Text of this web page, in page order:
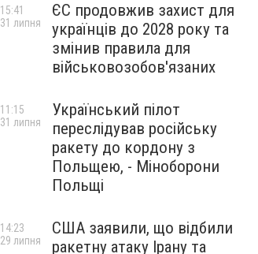
ЄС продовжив захист для
українців до 2028 року та
змінив правила для
військовозобов'язаних
15:41
31 липня
Український пілот
переслідував російську
ракету до кордону з
Польщею, - Міноборони
Польщі
11:15
31 липня
США заявили, що відбили
ракетну атаку Ірану та
14:23
29 липня